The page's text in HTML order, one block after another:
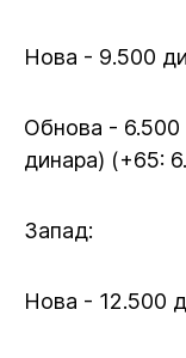
Нова - 9.500
Обнова - 6.500
динара) (+65:
Запад:
Нова - 12.500